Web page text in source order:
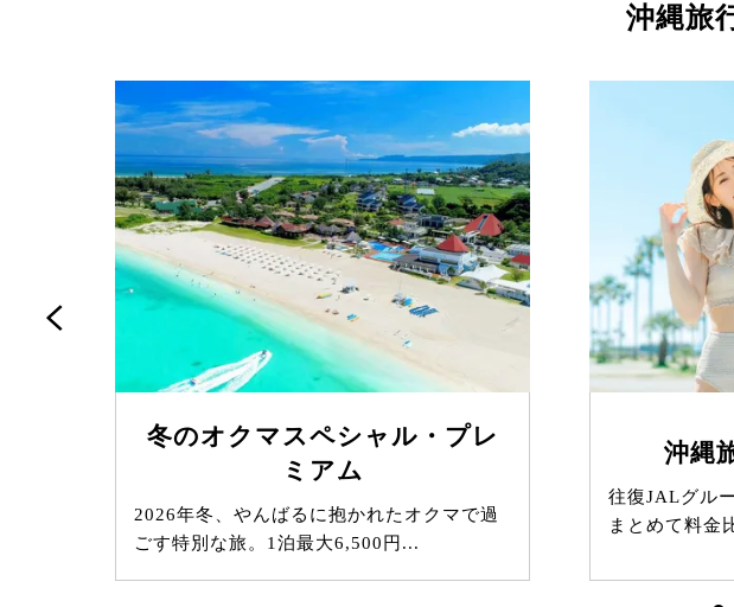
沖縄旅
冬のオクマスペシャル・プレ
ミアム
2026年冬、やんばるに抱かれたオクマで過
ごす特別な旅。1泊最大6,500円...
沖縄
往復JALグル
まとめて料金